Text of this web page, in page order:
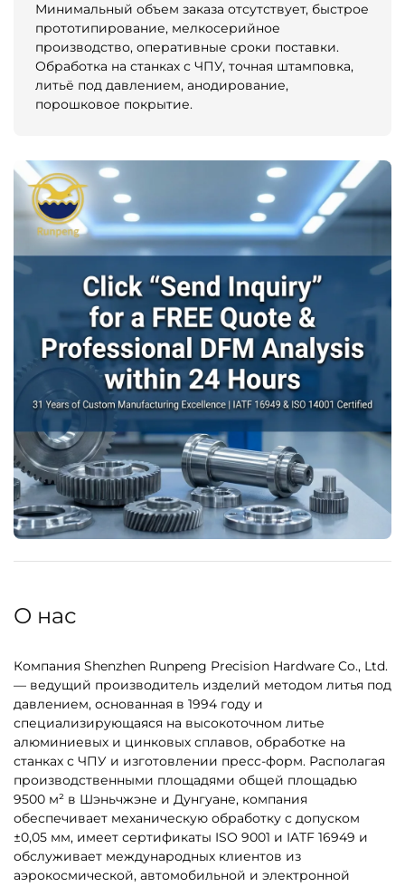
Минимальный объем заказа отсутствует, быстрое
прототипирование, мелкосерийное
производство, оперативные сроки поставки.
Обработка на станках с ЧПУ, точная штамповка,
литьё под давлением, анодирование,
порошковое покрытие.
О нас
Компания Shenzhen Runpeng Precision Hardware Co., Ltd.
— ведущий производитель изделий методом литья под
давлением, основанная в 1994 году и
специализирующаяся на высокоточном литье
алюминиевых и цинковых сплавов, обработке на
станках с ЧПУ и изготовлении пресс-форм. Располагая
производственными площадями общей площадью
9500 м² в Шэньчжэне и Дунгуане, компания
обеспечивает механическую обработку с допуском
±0,05 мм, имеет сертификаты ISO 9001 и IATF 16949 и
обслуживает международных клиентов из
аэрокосмической, автомобильной и электронной